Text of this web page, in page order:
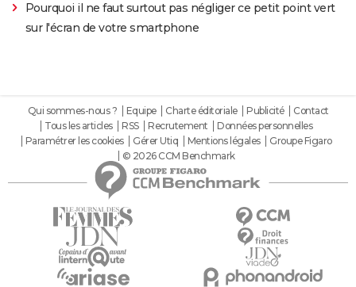
Pourquoi il ne faut surtout pas négliger ce petit point vert
sur l'écran de votre smartphone
Qui sommes-nous ? Equipe Charte éditoriale Publicité
Contact
Tous les articles
RSS Recrutement
Données personnelles
Paramétrer les cookies
Gérer Utiq Mentions légales
Groupe Figaro
© 2026 CCM Benchmark